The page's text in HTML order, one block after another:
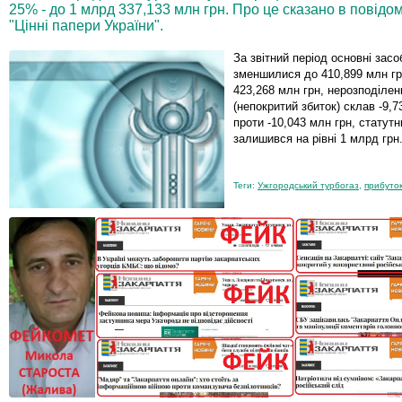
25% - до 1 млрд 337,133 млн грн. Про це сказано в
"Цінні папери України".
За звітний період основні
зменшилися до 410,899 млн
423,268 млн грн,
(непокритий збиток) склав -
проти -10,043 млн грн,
залишився на рівні 1 млрд грн.
Теги: Ужгородський турбогаз прибуток